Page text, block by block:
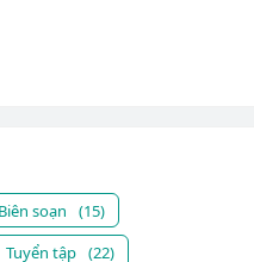
Biên soạn
(15)
Tuyển tập (22)